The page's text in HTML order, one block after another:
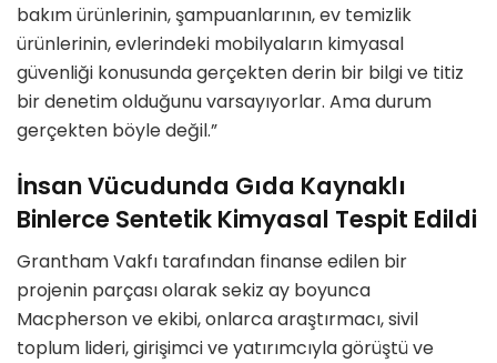
bakım ürünlerinin, şampuanlarının, ev temizlik
ürünlerinin, evlerindeki mobilyaların kimyasal
güvenliği konusunda gerçekten derin bir bilgi ve titiz
bir denetim olduğunu varsayıyorlar. Ama durum
gerçekten böyle değil.”
İnsan Vücudunda Gıda Kaynaklı
Binlerce Sentetik Kimyasal Tespit Edildi
Grantham Vakfı tarafından finanse edilen bir
projenin parçası olarak sekiz ay boyunca
Macpherson ve ekibi, onlarca araştırmacı, sivil
toplum lideri, girişimci ve yatırımcıyla görüştü ve